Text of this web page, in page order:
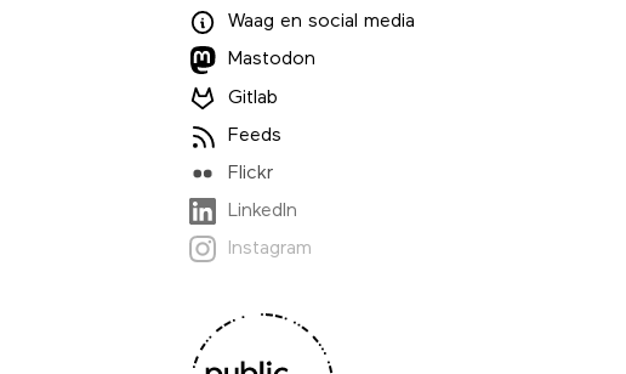
Waag en social media
Mastodon
Gitlab
Feeds
Flickr
LinkedIn
Instagram